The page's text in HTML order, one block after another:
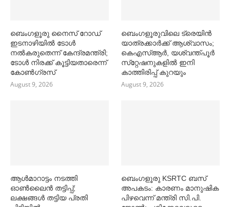
ബെംഗളൂരു നൈസ് റോഡ്
ഇടനാഴിയില്‍ ടോള്‍
നല്‍കരുതെന്ന് കേന്ദ്രമന്ത്രി;
ടോള്‍ നിരക്ക് കൂട്ടിയതാരെന്ന്
കോണ്‍ഗ്രസ്
August 9, 2026
ബെംഗളൂരുവിലെ ട്രെയിൻ
യാത്രക്കാര്‍ക്ക് ആശ്വാസം;
കെഎസ്‌ആര്‍, യശ്വന്ത്പൂര്‍
സ്‌റ്റേഷനുകളില്‍ ഇനി
കാത്തിരിപ്പ് കുറയും
August 9, 2026
ആള്‍മാറാട്ടം നടത്തി
ഓണ്‍ലൈൻ തട്ടിപ്പ്;
ലക്ഷങ്ങള്‍ തട്ടിയ പ്രതി
ബെംഗളൂരു KSRTC ബസ്
അപകടം: കാരണം മാനുഷിക
പിഴവെന്ന് മന്ത്രി സി.പി.